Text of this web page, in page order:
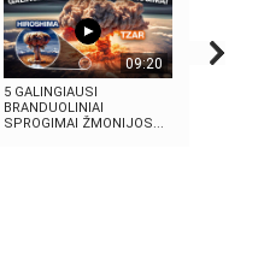
09:20
5 GALINGIAUSI
BRANDUOLINIAI
SPROGIMAI ŽMONIJOS...